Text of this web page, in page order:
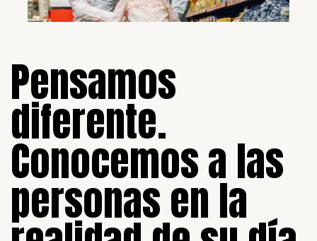
Pensamos
diferente.
Conocemos a las
personas en la